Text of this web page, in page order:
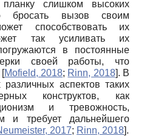
слишком высоких
бросать вызов своим
способствовать их
так усиливать их
в постоянные
своей работы, что
[Mofield, 2018; Rinn, 2018]. В
аспектов таких
конструктов, как
и тревожность,
и требует дальнейшего
2017; Rinn, 2018].